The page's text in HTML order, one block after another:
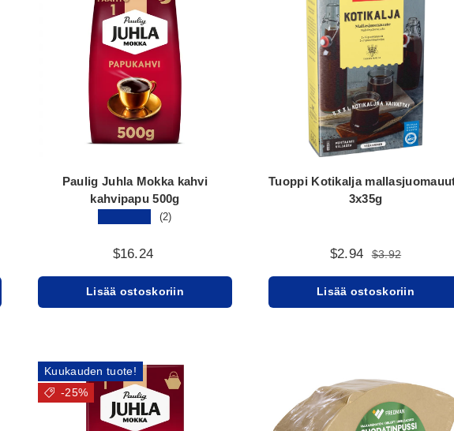
Paulig Juhla Mokka kahvi
kahvipapu 500g
(2)
$16.24
Lisää ostoskoriin
Tuoppi Kotikalja
3x35g
$2.94 $3.92
Lisää ostoskoriin
Kuukauden tuote!
-25%